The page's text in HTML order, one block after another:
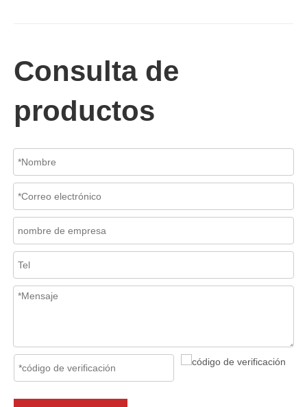
2026-07-06
Mecanismo de separación de flujo en filtros de cesta
En los sistemas de tuberías industriales, mantener la calidad del
Consulta de
productos